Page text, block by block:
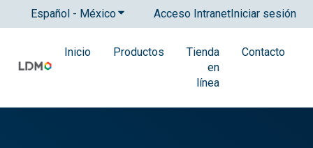
Español - MéxicoTraducciones de Mostrar submenú para
Acceso IntranetIniciar sesión
Inicio Productos
Tienda
en
línea
Contacto